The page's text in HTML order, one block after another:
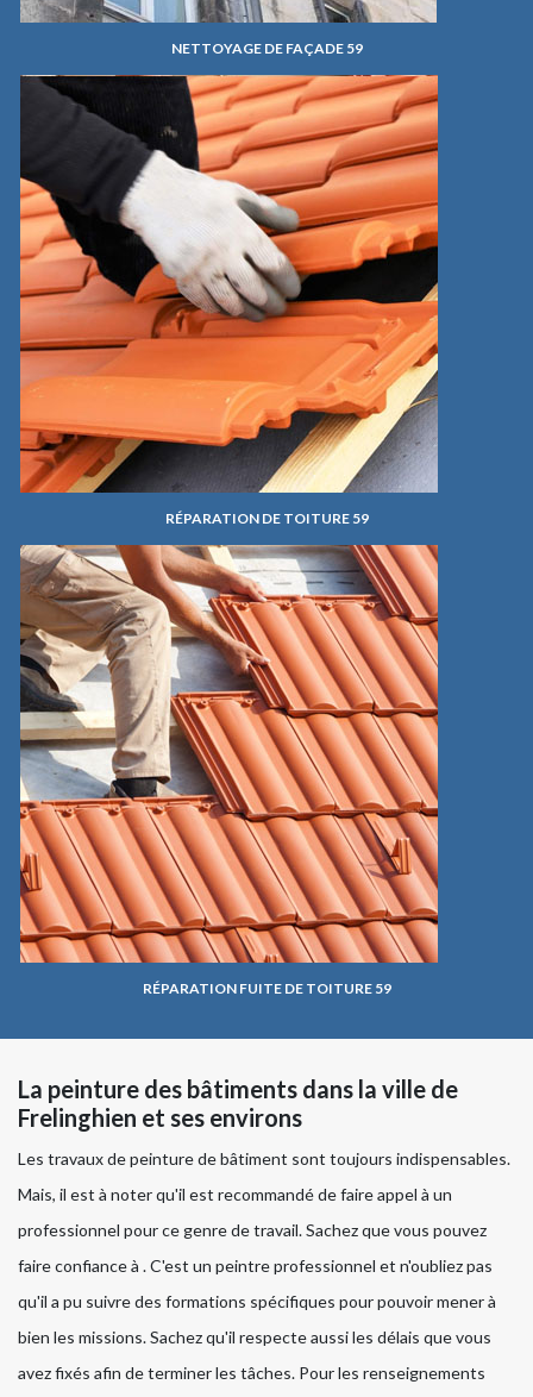
NETTOYAGE DE FAÇADE 59
RÉPARATION DE TOITURE 59
RÉPARATION FUITE DE TOITURE 59
La peinture des bâtiments dans la ville de
Frelinghien et ses environs
Les travaux de peinture de bâtiment sont toujours indispensables.
Mais, il est à noter qu'il est recommandé de faire appel à un
professionnel pour ce genre de travail. Sachez que vous pouvez
faire confiance à . C'est un peintre professionnel et n'oubliez pas
qu'il a pu suivre des formations spécifiques pour pouvoir mener à
bien les missions. Sachez qu'il respecte aussi les délais que vous
avez fixés afin de terminer les tâches. Pour les renseignements